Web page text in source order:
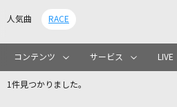
カラオケリク
人気曲 RACE
コンテンツ サービス
1件見つかりました。